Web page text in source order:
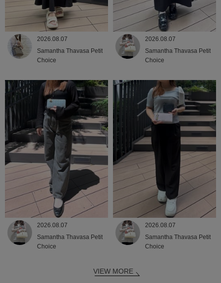
2026.08.07
Samantha Thavasa Petit
Choice
2026.08.07
Samantha Thavasa Petit
Choice
2026.08.07
Samantha Thavasa Petit
Choice
2026.08.07
Samantha Thavasa Petit
Choice
VIEW MORE